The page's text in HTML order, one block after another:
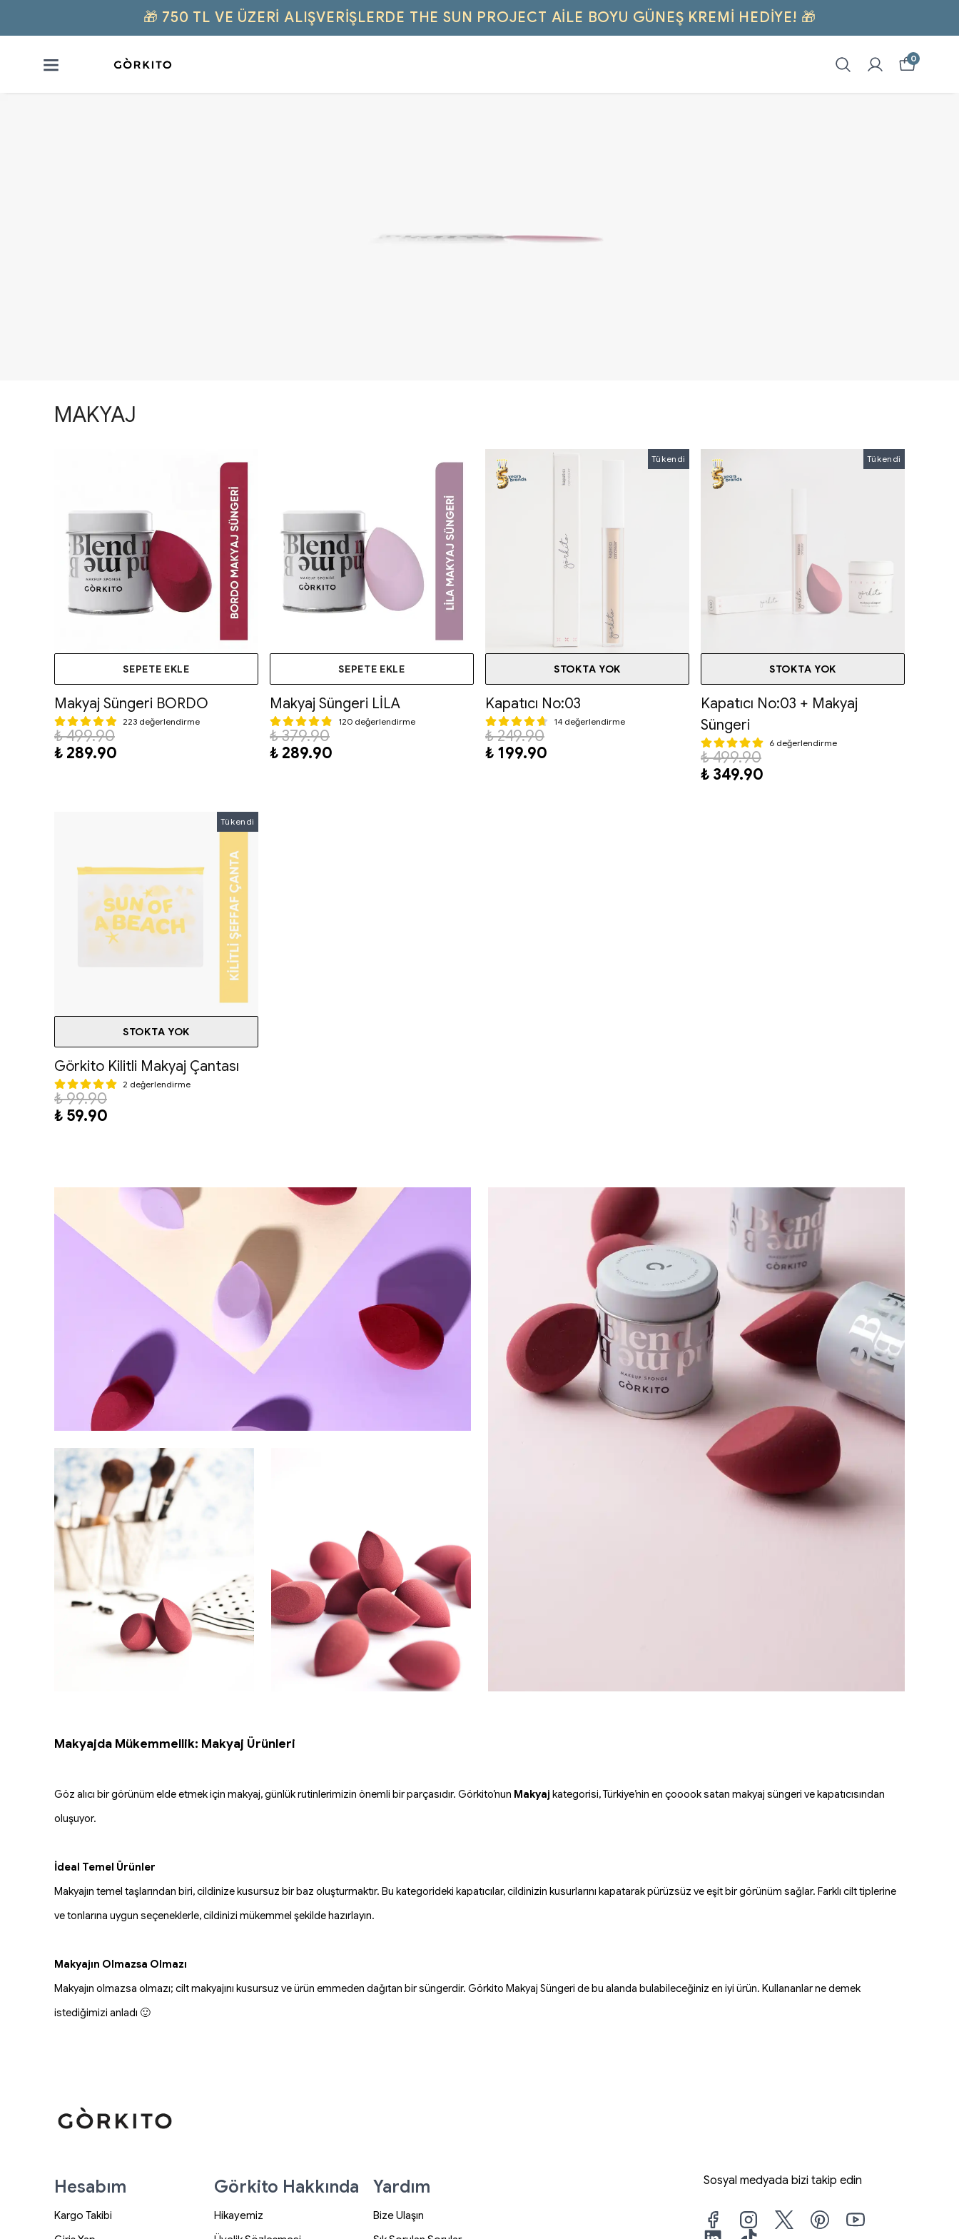
🎁 750 TL VE ÜZERI ALIŞVERIŞLERDE THE SUN PROJECT AILE BOYU GÜNEŞ KREMI HEDİYE! 🎁
0
MAKYAJ
SEPETE EKLE
Makyaj Süngeri BORDO
223 değerlendirme
₺ 499.90
₺ 289.90
SEPETE EKLE
Makyaj Süngeri LİLA
120 değerlendirme
₺ 379.90
₺ 289.90
Tükendi
STOKTA YOK
Kapatıcı No:03
14 değerlendirme
₺ 249.90
₺ 199.90
Tükendi
STOKTA YOK
Kapatıcı No:03 + Makyaj
Süngeri
6 değerlendirme
₺ 499.90
₺ 349.90
Tükendi
STOKTA YOK
Görkito Kilitli Makyaj Çantası
2 değerlendirme
₺ 99.90
₺ 59.90
Makyajda Mükemmellik: Makyaj Ürünleri
Göz alıcı bir görünüm elde etmek için makyaj, günlük rutinlerimizin önemli bir parçasıdır. Görkito’nun Makyaj kategorisi, Türkiye’nin en çooook satan makyaj süngeri ve kapatıcısından
oluşuyor.
İdeal Temel Ürünler
Makyajın temel taşlarından biri, cildinize kusursuz bir baz oluşturmaktır. Bu kategorideki kapatıcılar, cildinizin kusurlarını kapatarak pürüzsüz ve eşit bir görünüm sağlar. Farklı cilt tiplerine
ve tonlarına uygun seçeneklerle, cildinizi mükemmel şekilde hazırlayın.
Makyajın Olmazsa Olmazı
Makyajın olmazsa olmazı; cilt makyajını kusursuz ve ürün emmeden dağıtan bir süngerdir. Görkito Makyaj Süngeri de bu alanda bulabileceğiniz en iyi ürün. Kullananlar ne demek
istediğimizi anladı 🙂
Hesabım
Kargo Takibi
Görkito Hakkında
Hikayemiz
Yardım
Bize Ulaşın
Sosyal medyada bizi takip edin